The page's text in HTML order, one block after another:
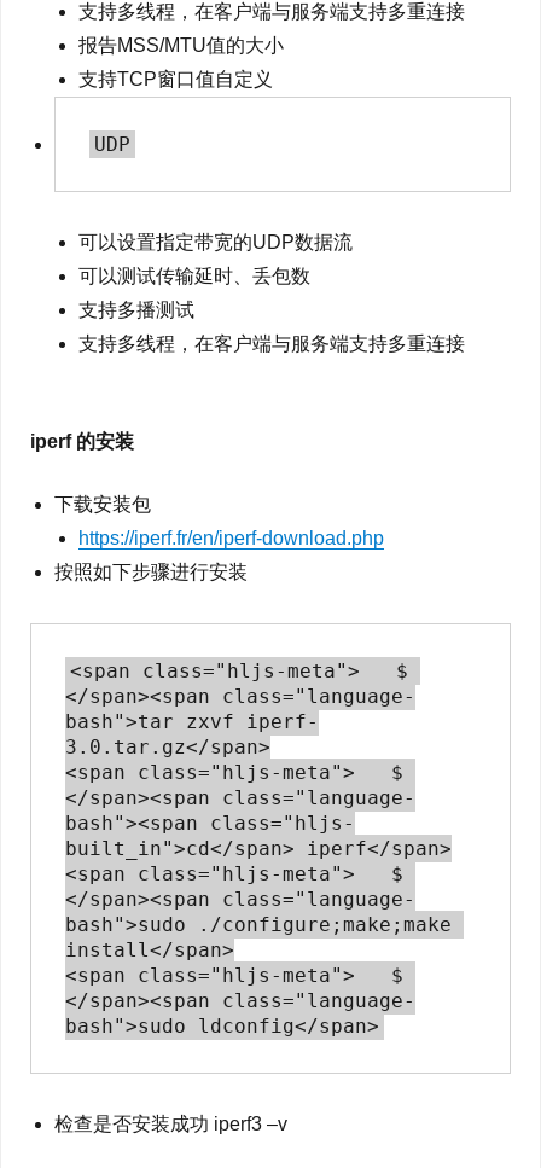
支持多线程，在客户端与服务端支持多重连接
报告MSS/MTU值的大小
支持TCP窗口值自定义
可以设置指定带宽的UDP数据流
可以测试传输延时、丢包数
支持多播测试
支持多线程，在客户端与服务端支持多重连接
iperf 的安装
下载安装包
https://iperf.fr/en/iperf-download.php
按照如下步骤进行安装
<span class="hljs-meta">   $
</span><span class="language-
bash">tar zxvf iperf-
3.0.tar.gz</span>
<span class="hljs-meta">   $
</span><span class="language-
bash"><span class="hljs-
built_in">cd</span> iperf</span>
<span class="hljs-meta">   $
</span><span class="language-
bash">sudo ./configure;make;make
install</span>
<span class="hljs-meta">   $
</span><span class="language-
检查是否安装成功 iperf3 –v